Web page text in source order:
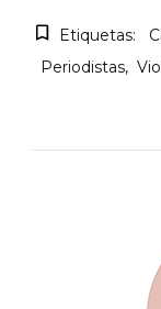
Etiquetas:
Periodistas